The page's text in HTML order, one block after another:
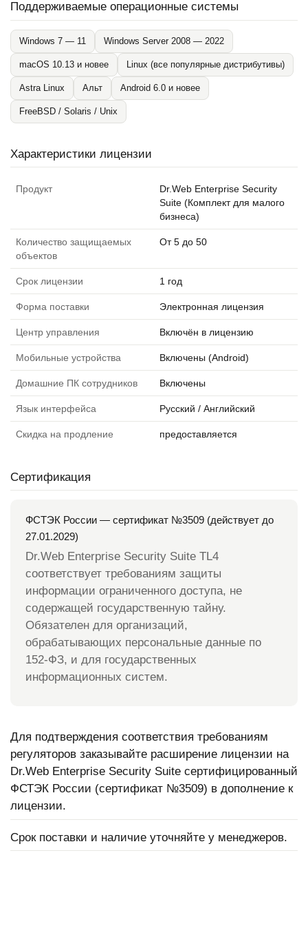
Поддерживаемые операционные системы
Windows 7 — 11 Windows Server 2008 — 2022
macOS 10.13 и новее Linux (все популярные дистрибутивы)
Astra Linux Альт Android 6.0 и новее
FreeBSD / Solaris / Unix
Характеристики лицензии
Продукт
Dr.Web Enterprise Security
Suite (Комплект для малого
бизнеса)
Количество защищаемых
объектов
От 5 до 50
Срок лицензии 1 год
Форма поставки Электронная лицензия
Центр управления Включён в лицензию
Мобильные устройства Включены (Android)
Домашние ПК сотрудников Включены
Язык интерфейса Русский / Английский
Скидка на продление предоставляется
Сертификация
ФСТЭК России — сертификат №3509 (действует до
27.01.2029)
Dr.Web Enterprise Security Suite TL4
соответствует требованиям защиты
информации ограниченного доступа, не
содержащей государственную тайну.
Обязателен для организаций,
обрабатывающих персональные данные по
152-ФЗ, и для государственных
информационных систем.
Для подтверждения соответствия требованиям
регуляторов заказывайте расширение лицензии на
Dr.Web Enterprise Security Suite сертифицированный
ФСТЭК России (сертификат №3509) в дополнение к
лицензии.
Срок поставки и наличие уточняйте у менеджеров.